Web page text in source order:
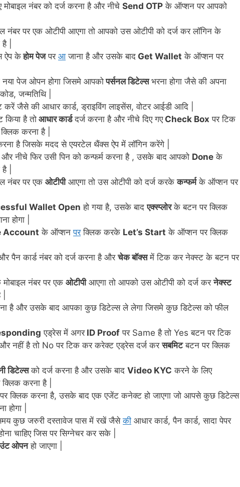
नंबर को दर्ज करना है और नीचे Send OTP के ऑप्शन पर आपको
नंबर पर एक ओटीपी आएगा तो आपको उस ओटीपी को दर्ज कर लॉगिन के
|
ऐप केहोम पेजपर आजाना है और उसके बाद Get Wallet के ऑप्शन पर
पेज ओपन होगा जिसमे आपकोपर्सनल डिटेल्सभरना होगा जैसे की अपना
जन्मतिथि |
जैसे की आधार कार्ड, ड्राइविंग लाइसेंस, वोटर आईडी आदि |
किया है तोआधार कार्डदर्ज करना है और नीचे दिए गएCheck Box पर टिक
करना है |
है जिसके मदद से एयरटेल थैंक्स ऐप में लॉगिन करेंगे |
नीचे फिर उसी पिन को कन्फर्म करना है , उसके बाद आपको Done के
|
नंबर पर एक ओटीपीआएगा तो उस ओटीपी को दर्ज करकेकन्फर्मके ऑप्शन पर
Wallet Open हो गया है, उसके बादएक्स्प्लोरके बटन पर क्लिक
होगा |
Account के ऑप्शनपरक्लिक करके Let’s Start के ऑप्शन पर क्लिक
पैन कार्ड नंबर को दर्ज करना है औरचेक बॉक्समें टिक कर नेक्स्ट के बटन पर
नंबर पर एक ओटीपीआएगा तो आपको उस ओटीपी को दर्ज करनेक्स्ट
है और उसके बाद आपका कुछ डिटेल्स ले लेगा जिसमे कुछ डिटेल्स को फील
एड्रेस में अगरID Proof पर Same है तो Yes बटन पर टिक
नहीं है तो No पर टिक कर करेक्ट एड्रेस दर्ज करसबमिटबटन पर क्लिक
डिटेल्सको दर्ज करना है और उसके बाद Video KYC करने के लिए
क्लिक करना है |
क्लिक करना है, उसके बाद एक एजेंट कनेक्ट हो जाएगा जो आपसे कुछ डिटेल्स
होगा |
समय कुछ जरुरी दस्तावेज पास में रखें जैसेकी आधार कार्ड, पैन कार्ड, सादा पेपर
चाहिए जिस पर सिग्नेचर कर सके |
ओपनहो जाएगा |